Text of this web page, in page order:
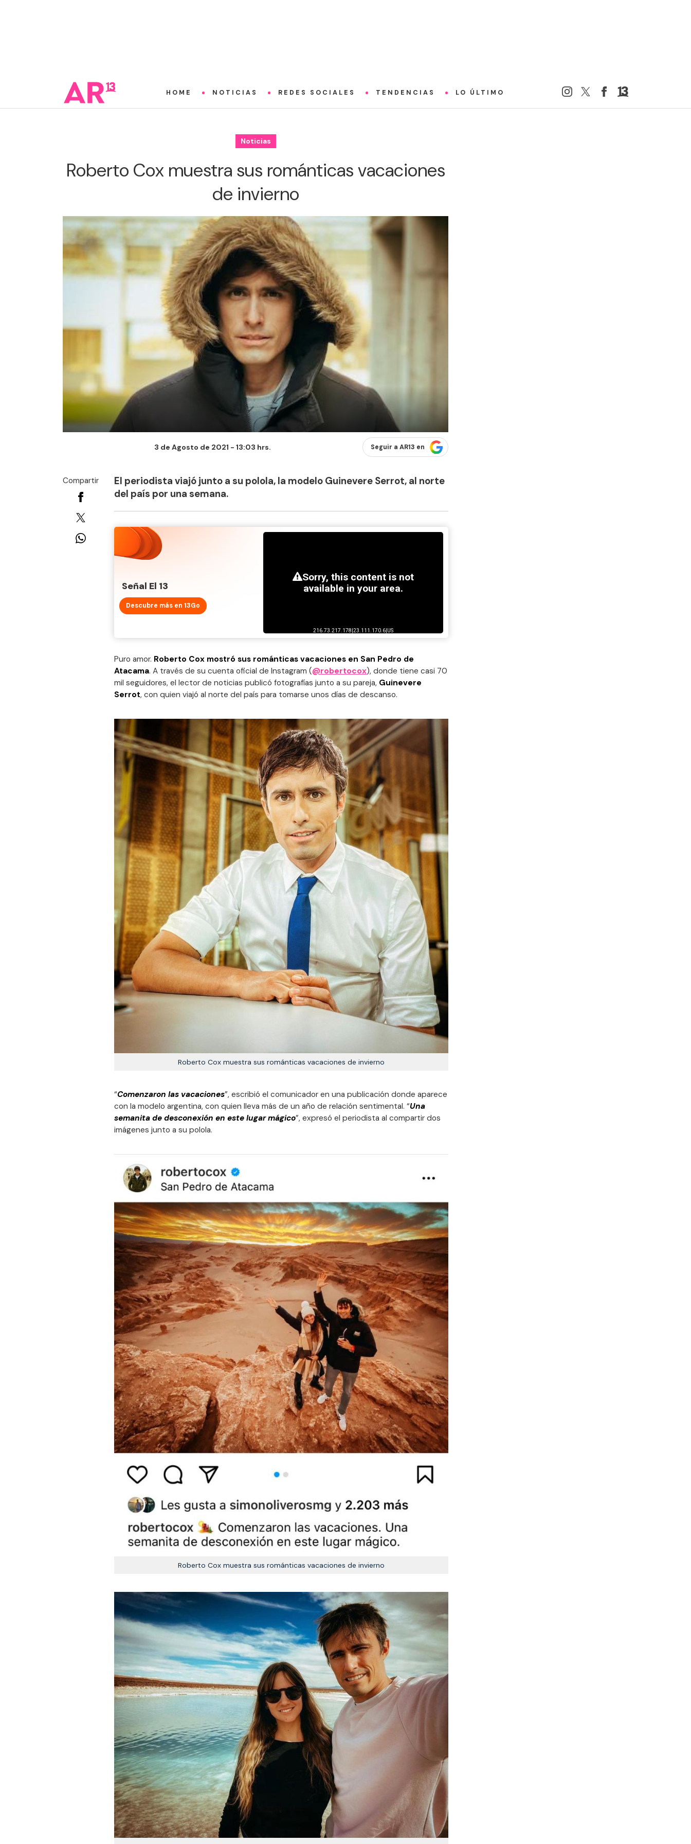
HOME NOTICIAS REDES SOCIALES TENDENCIAS LO ÚLTIMO
Noticias
Roberto Cox muestra sus románticas vacaciones
de invierno
3 de Agosto de 2021 - 13:03 hrs. Seguir a AR13 en
Compartir
El periodista viajó junto a su polola, la modelo Guinevere Serrot, al norte
del país por una semana.
Señal El 13
Descubre más en 13Go
Puro amor. Roberto Cox mostró sus románticas vacaciones en San Pedro de
Atacama. A través de su cuenta oficial de Instagram (@robertocox), donde tiene casi 70
mil seguidores, el lector de noticias publicó fotografías junto a su pareja, Guinevere
Serrot, con quien viajó al norte del país para tomarse unos días de descanso.
Roberto Cox muestra sus románticas vacaciones de invierno
“Comenzaron las vacaciones”, escribió el comunicador en una publicación donde aparece
con la modelo argentina, con quien lleva más de un año de relación sentimental. “Una
semanita de desconexión en este lugar mágico”, expresó el periodista al compartir dos
imágenes junto a su polola.
Roberto Cox muestra sus románticas vacaciones de invierno